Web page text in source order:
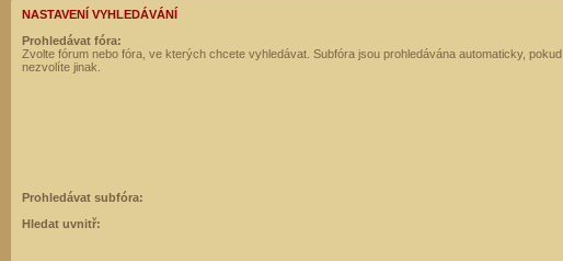
NASTAVENÍ VYHLEDÁVÁNÍ
Prohledávat fóra:
Zvolte fórum nebo fóra, ve kterých chcete vyhledávat. Subfóra jsou prohledávána automaticky, pokud
nezvolíte jinak.
Prohledávat subfóra:
Hledat uvnitř: